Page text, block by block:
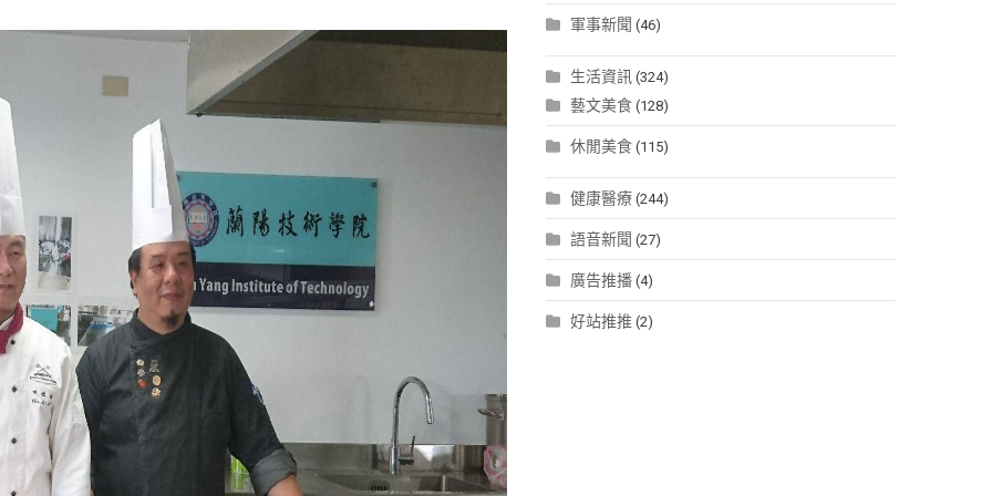
軍事新聞 (46)
生活資訊 (324)
藝文美食 (128)
休閒美食 (115)
健康醫療 (244)
語音新聞 (27)
廣告推播 (4)
好站推推 (2)